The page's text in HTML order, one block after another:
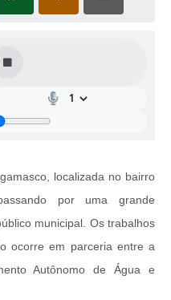
localizada no bairro
por uma grande
municipal. Os trabalhos
ocorre em parceria entre a
Autônomo de Água e